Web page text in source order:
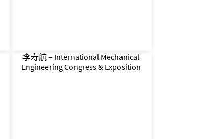
李寿航 – International Mechanical
Engineering Congress & Exposition